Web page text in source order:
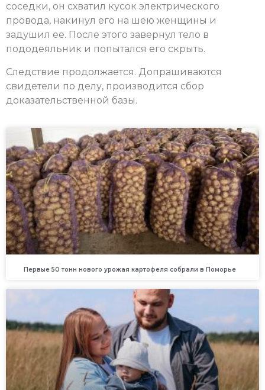
соседки, он схватил кусок электрического
провода, накинул его на шею женщины и
задушил ее. После этого завернул тело в
пододеяльник и попытался его скрыть.
Следствие продолжается. Допрашиваются
свидетели по делу, производится сбор
доказательственной базы.
Первые 50 тонн нового урожая картофеля собрали в Поморье